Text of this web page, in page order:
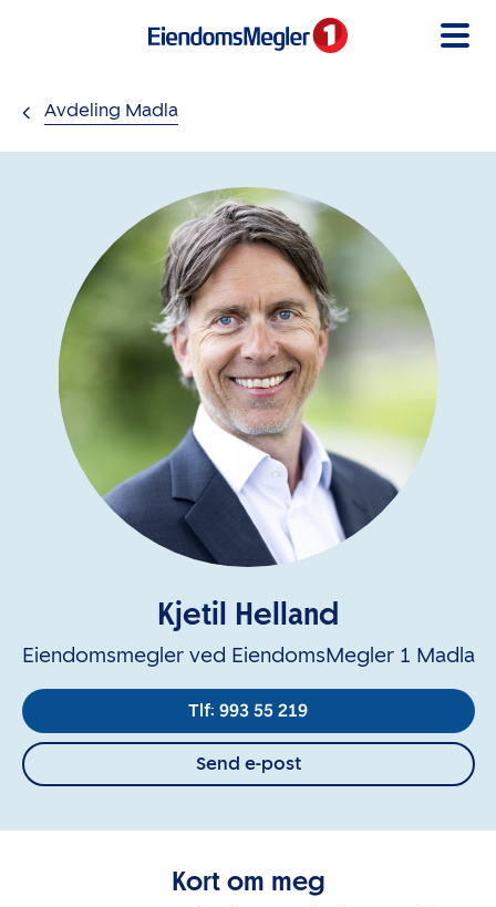
Avdeling Madla
Kjetil Helland
Eiendomsmegler ved EiendomsMegler 1 Madla
Tlf: 993 55 219
Send e-post
Kort om meg